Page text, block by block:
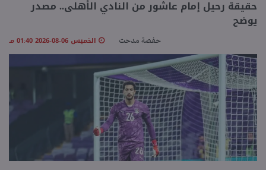
حقيقة رحيل إمام عاشور من النادي الأهلى.. مصدر
يوضح
حفصة مدحت الخميس 06-08-2026 01:40 مـ